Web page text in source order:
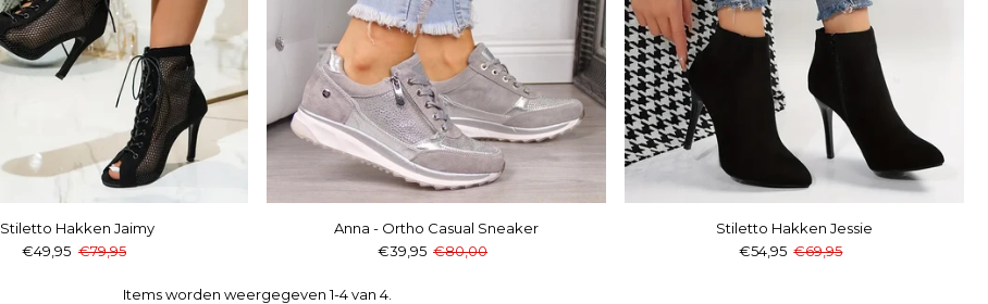
Stiletto Hakken Jaimy
€49,95 €79,95
Anna - Ortho Casual Sneaker
€39,95 €80,00
Stiletto Hakken Jessie
€54,95 €69,95
Items worden weergegeven 1-4 van 4.